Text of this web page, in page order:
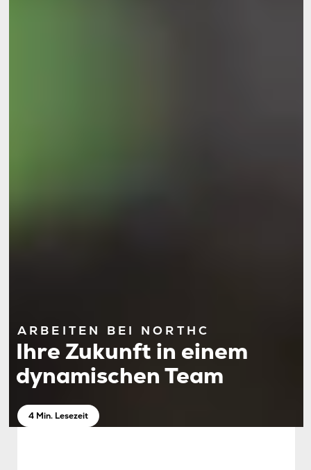
ARBEITEN BEI NORTHC
Ihre Zukunft in einem
dynamischen Team
4 Min. Lesezeit